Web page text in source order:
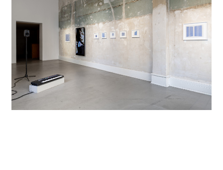
actualités
publications
ressources
à propos
contact
instagram
facebook